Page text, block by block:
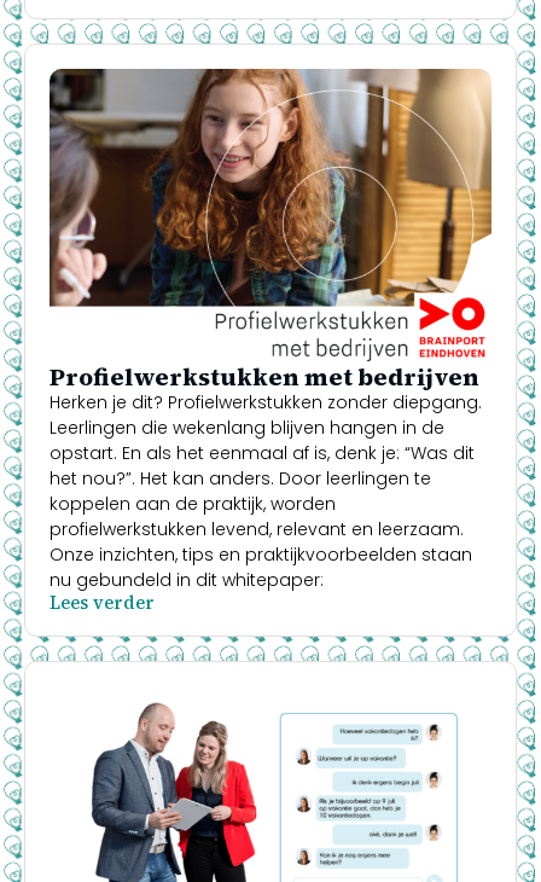
Profielwerkstukken met bedrijven
Herken je dit? Profielwerkstukken zonder diepgang.
Leerlingen die wekenlang blijven hangen in de
opstart. En als het eenmaal af is, denk je: “Was dit
het nou?”. Het kan anders. Door leerlingen te
koppelen aan de praktijk, worden
profielwerkstukken levend, relevant en leerzaam.
Onze inzichten, tips en praktijkvoorbeelden staan
nu gebundeld in dit whitepaper:
Lees verder